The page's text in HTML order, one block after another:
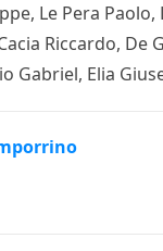
Le Pera
Riccardo, De
Gabriel, Elia